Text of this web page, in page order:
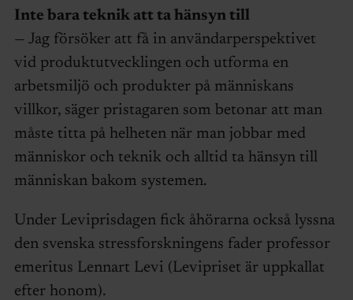
Inte bara teknik att ta hänsyn till
— Jag försöker att få in användarperspektivet
vid produktutvecklingen och utforma en
arbetsmiljö och produkter på människans
villkor, säger pristagaren som betonar att man
måste titta på helheten när man jobbar med
människor och teknik och alltid ta hänsyn till
människan bakom systemen.
Under Leviprisdagen fick åhörarna också lyssna
den svenska stressforskningens fader professor
emeritus Lennart Levi (Levipriset är uppkallat
efter honom).